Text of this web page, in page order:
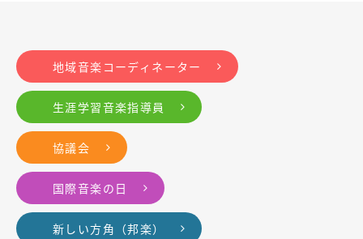
地域音楽コーディネーター
生涯学習音楽指導員
協議会
国際音楽の日
新しい方角（邦楽）